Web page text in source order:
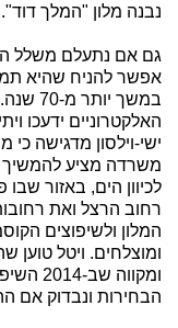
נבנה מלון "המלך דוד".
גם אם נתעלם משלל
אפשר להניח שהיא
במשך
האלקטרוניים ידעכו
ישי-וילסון מדגישה
משרדה מציע
לכיוון הים, באזור
רחוב הרצל ואת
המלון ולשיפוצים
ומוצלחים. ויטל טוען
הבחירות ונבדוק אם